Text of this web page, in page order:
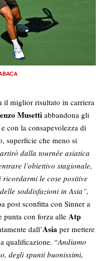
il miglior risultato in carriera
Musetti abbandona gli
con la consapevolezza di
superficie che meno si
dalla tournée asiatica
l’obiettivo stagionale,
le cose positive
soddisfazioni in Asia”,
post sconfitta con Sinner a
punta con forza alle Atp
dall’Asia per mettere
qualificazione. “Andiamo
degli spunti buonissimi,